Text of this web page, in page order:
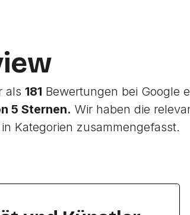
als181 Bewertungen bei Google
5 Sternen. Wir haben die
Kategorien zusammengefasst.